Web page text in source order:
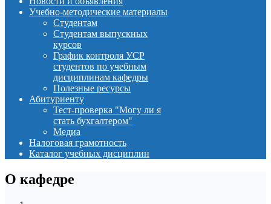
Учебно-методические материалы
Студентам
Студентам выпускных
курсов
График контроля УСР
студентов по учебным
дисциплинам кафедры
Полезные ресурсы
Абитуриенту
Тест-проверка "Могу ли я
стать бухгалтером"
Медиа
Налоговая грамотность
Каталог учебных дисциплин
О кафедре